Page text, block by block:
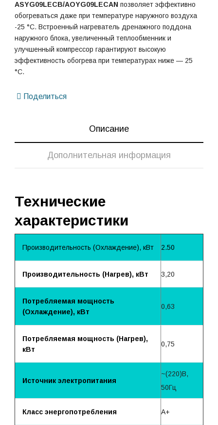
ASYG09LECB/AOYG09LECAN позволяет эффективно
обогреваться даже при температуре наружного воздуха
-25 °С. Встроенный нагреватель дренажного поддона
наружного блока, увеличенный теплообменник и
улучшенный компрессор гарантируют высокую
эффективность обогрева при температурах ниже — 25
°С.
Поделиться
Описание
Дополнительная информация
Технические
характеристики
Производительность (Охлаждение), кВт 2.50
Производительность (Нагрев), кВт 3,20
Потребляемая мощность
(Охлаждение), кВт
0,63
Потребляемая мощность (Нагрев),
кВт
0,75
Источник электропитания
~(220)B,
50Гц
Класс энергопотребления А+